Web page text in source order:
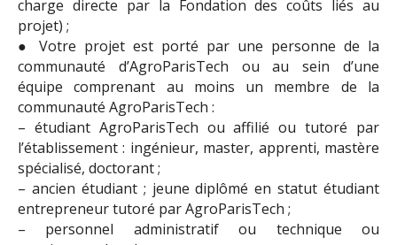
charge directe par la Fondation des coûts liés au
projet) ;
● Votre projet est porté par une personne de la
communauté d’AgroParisTech ou au sein d’une
équipe comprenant au moins un membre de la
communauté AgroParisTech :
– étudiant AgroParisTech ou affilié ou tutoré par
l’établissement : ingénieur, master, apprenti, mastère
spécialisé, doctorant ;
– ancien étudiant ; jeune diplômé en statut étudiant
entrepreneur tutoré par AgroParisTech ;
– personnel administratif ou technique ou